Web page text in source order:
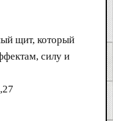
щит, который
силу и